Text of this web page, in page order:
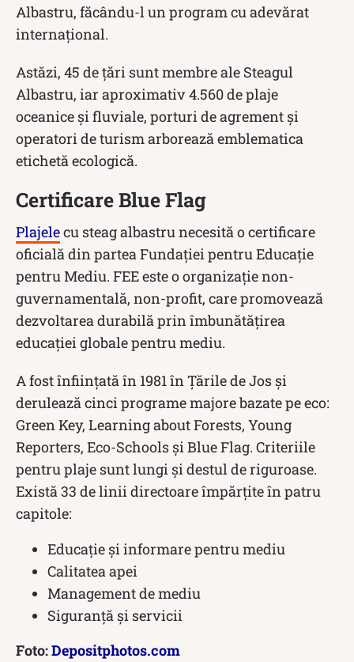
Albastru, făcându-l un program cu adevărat
internațional.
Astăzi, 45 de țări sunt membre ale Steagul
Albastru, iar aproximativ 4.560 de plaje
oceanice și fluviale, porturi de agrement și
operatori de turism arborează emblematica
etichetă ecologică.
Certificare Blue Flag
Plajelecu steag albastru necesită o certificare
oficială din partea Fundației pentru Educație
pentru Mediu. FEE este o organizație non-
guvernamentală, non-profit, care promovează
dezvoltarea durabilă prin îmbunătățirea
educației globale pentru mediu.
A fost înființată în 1981 în Țările de Jos și
derulează cinci programe majore bazate pe eco:
Green Key, Learning about Forests, Young
Reporters, Eco-Schools și Blue Flag. Criteriile
pentru plaje sunt lungi și destul de riguroase.
Există 33 de linii directoare împărțite în patru
capitole:
Educație și informare pentru mediu
Calitatea apei
Management de mediu
Siguranță și servicii
Foto:Depositphotos.com